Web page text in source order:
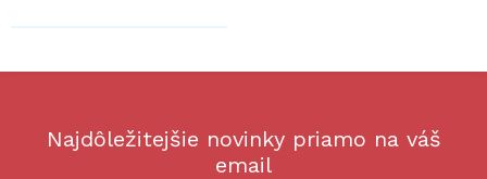
Najdôležitejšie novinky priamo na váš
email